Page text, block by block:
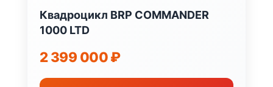
Квадроцикл BRP COMMANDER
1000 LTD
2 399 000₽